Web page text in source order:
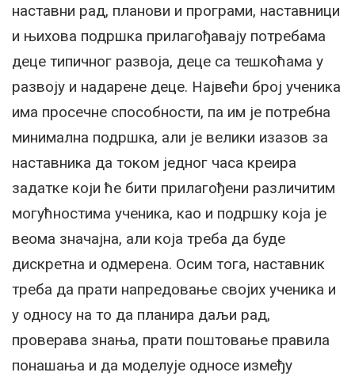
наставни рад, планови и програми, наставници
и њихова подршка прилагођавају потребама
деце типичног развоја, деце са тешкоћама у
развоју и надарене деце. Највећи број ученика
има просечне способности, па им је потребна
минимална подршка, али је велики изазов за
наставника да током једног часа креира
задатке који ће бити прилагођени различитим
могућностима ученика, као и подршку која је
веома значајна, али која треба да буде
дискретна и одмерена. Осим тога, наставник
треба да прати напредовање својих ученика и
у односу на то да планира даљи рад,
проверава знања, прати поштовање правила
понашања и да моделује односе између